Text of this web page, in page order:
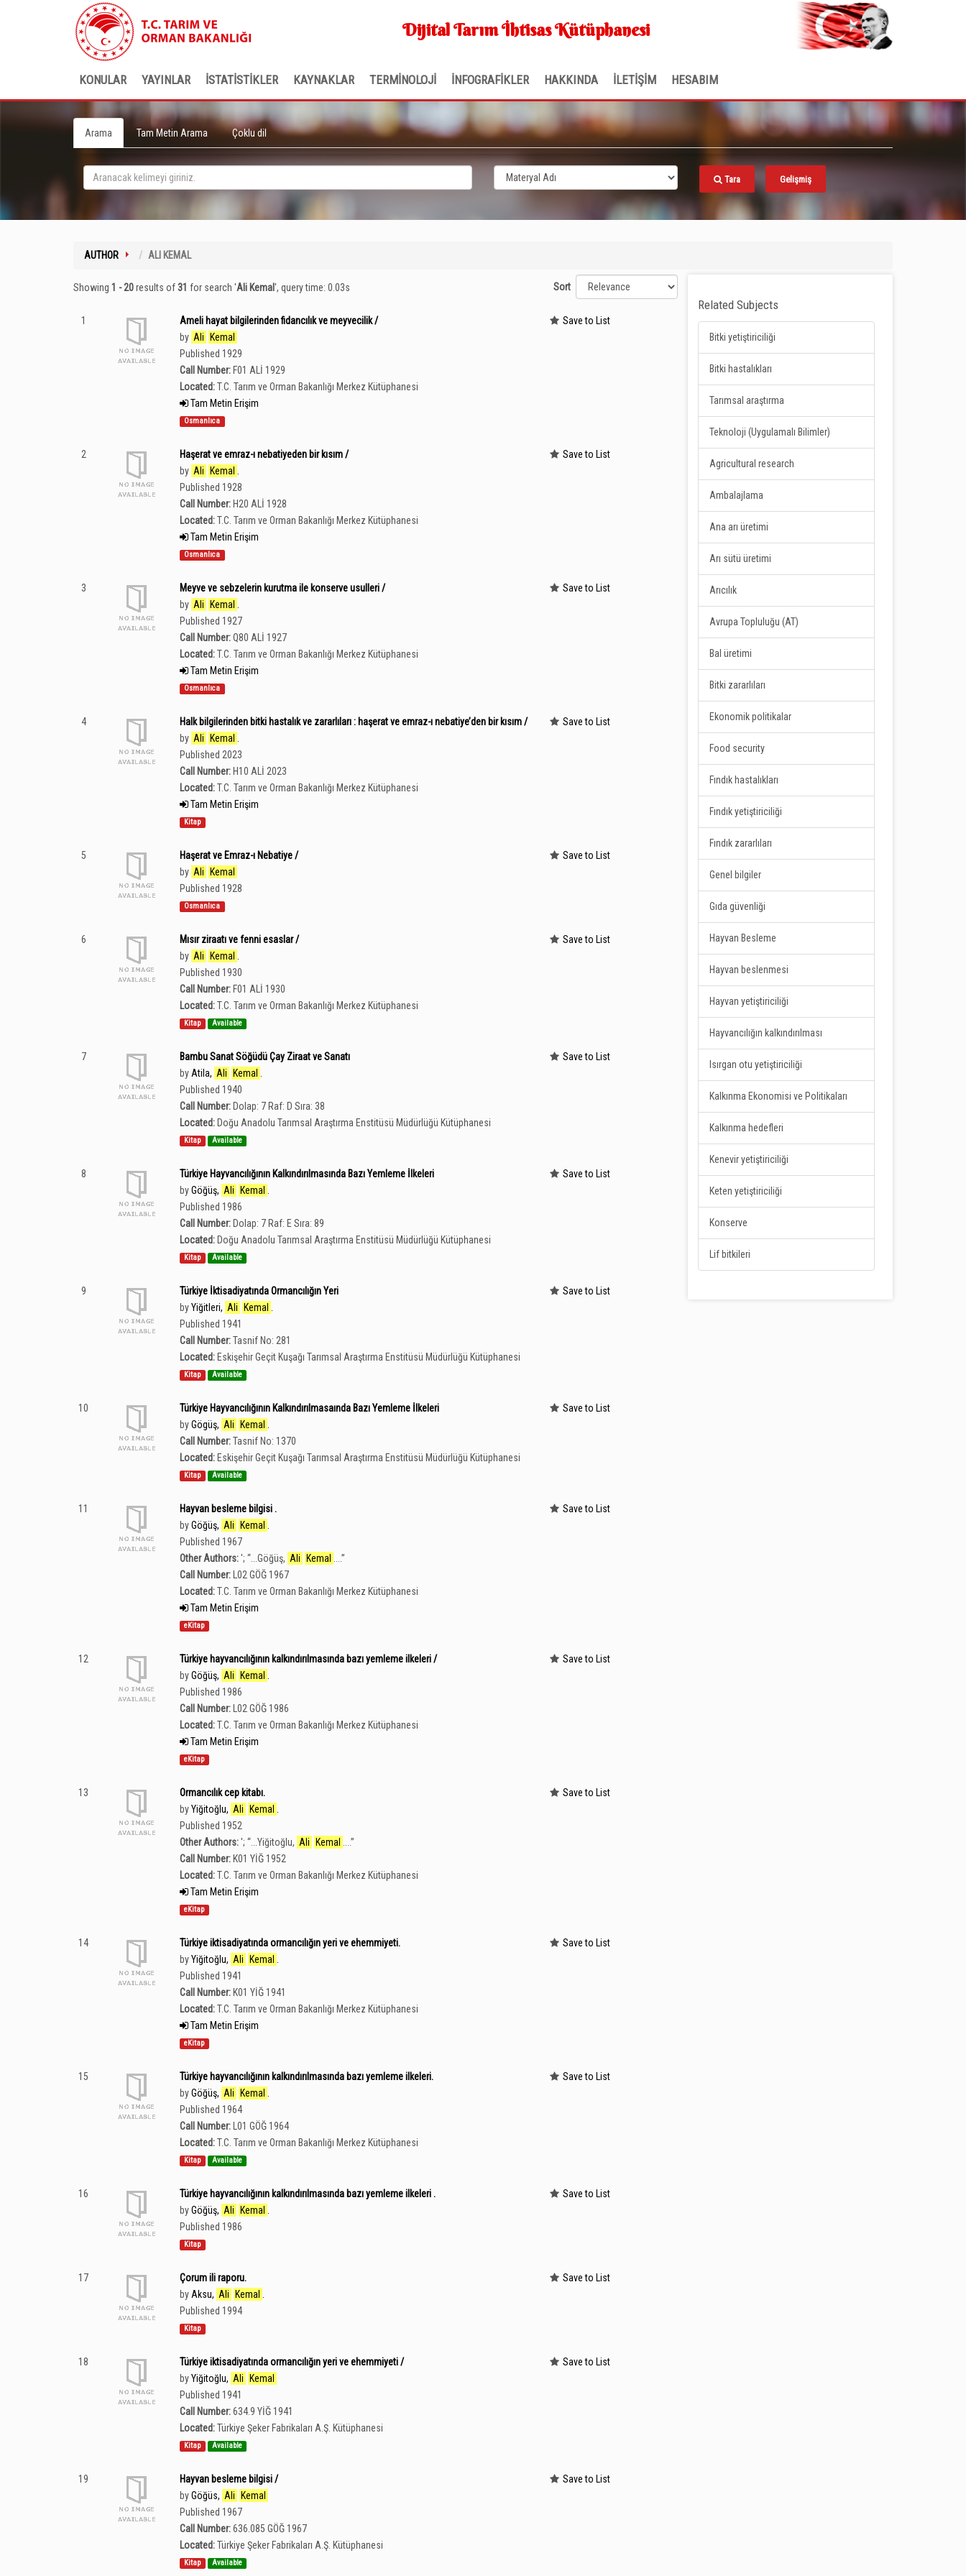
Dijital Tarım İhtisas Kütüphanesi
KONULAR YAYINLAR İSTATİSTİKLER KAYNAKLAR TERMİNOLOJİ İNFOGRAFİKLER HAKKINDA İLETİŞİM HESABIM
Arama Tam Metin Arama Çoklu dil
Tara Gelişmiş
AUTHOR ALI KEMAL
Showing 1 - 20results of31 for search 'Ali Kemal', query time: 0.03s Sort
1
Ameli hayat bilgilerinden fidancılık ve meyvecilik /
by Ali
Kemal
Published 1929
Call Number: F01 ALİ 1929
Located:T.C. Tarım ve Orman Bakanlığı Merkez Kütüphanesi
Tam Metin Erişim
Osmanlıca
Save to List
2
Haşerat ve emraz-ı nebatiyeden bir kısım /
by Ali Kemal
Published 1928
Call Number: H20 ALİ 1928
Located:T.C. Tarım ve Orman Bakanlığı Merkez Kütüphanesi
Tam Metin Erişim
Osmanlıca
Save to List
3
Meyve ve sebzelerin kurutma ile konserve usulleri /
by Ali Kemal
Published 1927
Call Number:Q80 ALİ 1927
Located:T.C. Tarım ve Orman Bakanlığı Merkez Kütüphanesi
Tam Metin Erişim
Osmanlıca
Save to List
4
Halk bilgilerinden bitki hastalık ve zararlıları : haşerat ve emraz-ı nebatiye’den bir kısım /
by Ali Kemal
Published 2023
Call Number: H10 ALİ 2023
Located:T.C. Tarım ve Orman Bakanlığı Merkez Kütüphanesi
Tam Metin Erişim
Kitap
Save to List
5
Haşerat ve Emraz-ı Nebatiye /
by Ali
Kemal
Published 1928
Osmanlıca
Save to List
6
Mısır ziraatı ve fenni esaslar /
by Ali Kemal
Published 1930
Call Number: F01 ALİ 1930
Located:T.C. Tarım ve Orman Bakanlığı Merkez Kütüphanesi
Kitap Available
Save to List
7
Bambu Sanat Söğüdü Çay Ziraat ve Sanatı
by Atila, Ali Kemal
Published 1940
Call Number: Dolap: 7 Raf: D Sıra: 38
Located: Doğu Anadolu Tarımsal Araştırma Enstitüsü Müdürlüğü Kütüphanesi
Kitap Available
Save to List
8
Türkiye Hayvancılığının Kalkındırılmasında Bazı Yemleme İlkeleri
byGöğüş, Ali Kemal
Published 1986
Call Number: Dolap: 7 Raf: E Sıra: 89
Located: Doğu Anadolu Tarımsal Araştırma Enstitüsü Müdürlüğü Kütüphanesi
Kitap Available
Save to List
9
Türkiye İktisadiyatında Ormancılığın Yeri
byYiğitleri, Ali Kemal
Published 1941
Call Number:Tasnif No: 281
Located: Eskişehir Geçit Kuşağı Tarımsal Araştırma Enstitüsü Müdürlüğü Kütüphanesi
Kitap Available
Save to List
10
Türkiye Hayvancılığının Kalkındırılmasaında Bazı Yemleme İlkeleri
byGögüş, Ali Kemal
Call Number:Tasnif No: 1370
Located: Eskişehir Geçit Kuşağı Tarımsal Araştırma Enstitüsü Müdürlüğü Kütüphanesi
Kitap Available
Save to List
11
Hayvan besleme bilgisi .
byGöğüş, Ali Kemal
Published 1967
Other Authors:'; “ ...Göğüş, Ali Kemal ....”
Call Number: L02 GÖĞ 1967
Located:T.C. Tarım ve Orman Bakanlığı Merkez Kütüphanesi
Tam Metin Erişim
eKitap
Save to List
12
Türkiye hayvancılığının kalkındırılmasında bazı yemleme ilkeleri /
byGöğüş, Ali Kemal
Published 1986
Call Number: L02 GÖĞ 1986
Located:T.C. Tarım ve Orman Bakanlığı Merkez Kütüphanesi
Tam Metin Erişim
eKitap
Save to List
13
Ormancılık cep kitabı.
byYiğitoğlu, Ali Kemal
Published 1952
Other Authors:'; “ ...Yiğitoğlu, Ali Kemal ....”
Call Number: K01 YİĞ 1952
Located:T.C. Tarım ve Orman Bakanlığı Merkez Kütüphanesi
Tam Metin Erişim
eKitap
Save to List
14
Türkiye iktisadiyatında ormancılığın yeri ve ehemmiyeti.
byYiğitoğlu, Ali Kemal
Published 1941
Call Number: K01 YİĞ 1941
Located:T.C. Tarım ve Orman Bakanlığı Merkez Kütüphanesi
Tam Metin Erişim
eKitap
Save to List
15
Türkiye hayvancılığının kalkındırılmasında bazı yemleme ilkeleri.
byGöğüş, Ali Kemal
Published 1964
Call Number: L01 GÖĞ 1964
Located:T.C. Tarım ve Orman Bakanlığı Merkez Kütüphanesi
Kitap Available
Save to List
16
Türkiye hayvancılığının kalkındırılmasında bazı yemleme ilkeleri .
byGöğüş, Ali Kemal
Published 1986
Kitap
Save to List
17
Çorum ili raporu.
by Aksu, Ali Kemal
Published 1994
Kitap
Save to List
18
Türkiye iktisadiyatında ormancılığın yeri ve ehemmiyeti /
byYiğitoğlu, Ali
Kemal
Published 1941
Call Number:634.9 YİĞ 1941
Located:Türkiye Şeker Fabrikaları A.Ş. Kütüphanesi
Kitap Available
Save to List
19
Hayvan besleme bilgisi /
byGöğüs, Ali
Kemal
Published 1967
Call Number:636.085 GÖĞ 1967
Located:Türkiye Şeker Fabrikaları A.Ş. Kütüphanesi
Kitap Available
Save to List
Related Subjects
Bitki yetiştiriciliği
Bitki hastalıkları
Tarımsal araştırma
Teknoloji (Uygulamalı Bilimler)
Agricultural research
Ambalajlama
Ana arı üretimi
Arı sütü üretimi
Arıcılık
Avrupa Topluluğu (AT)
Bal üretimi
Bitki zararlıları
Ekonomik politikalar
Food security
Fındık hastalıkları
Fındık yetiştiriciliği
Fındık zararlıları
Genel bilgiler
Gıda güvenliği
Hayvan Besleme
Hayvan beslenmesi
Hayvan yetiştiriciliği
Hayvancılığın kalkındırılması
Isırgan otu yetiştiriciliği
Kalkınma Ekonomisi ve Politikaları
Kalkınma hedefleri
Kenevir yetiştiriciliği
Keten yetiştiriciliği
Konserve
Lif bitkileri